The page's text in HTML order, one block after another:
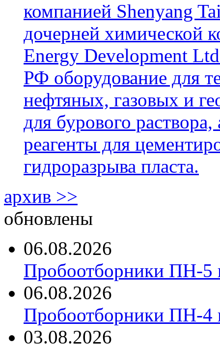
компанией Shenyang
дочерней химической
Energy Development
РФ оборудование для
нефтяных, газовых и
для бурового
реагенты для
гидроразрыва пласта.
архив >>
обновлены
06.08.2026
Пробоотборники ПН-
06.08.2026
Пробоотборники ПН-
03.08.2026